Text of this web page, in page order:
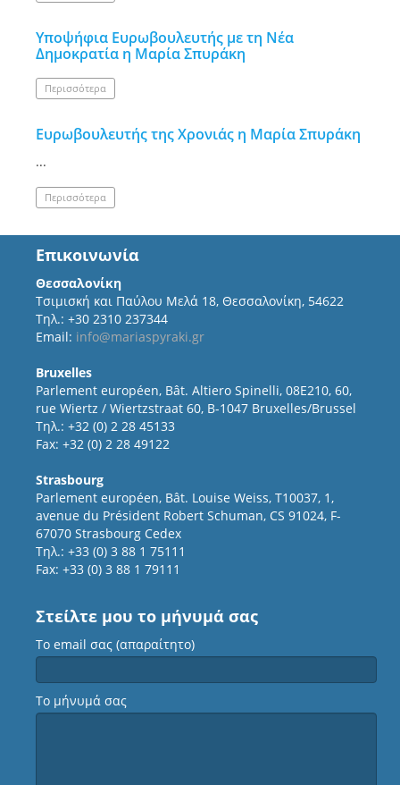
Υποψήφια Ευρωβουλευτής με τη Νέα
Δημοκρατία η Μαρία Σπυράκη
Περισσότερα
Ευρωβουλευτής της Χρονιάς η Μαρία Σπυράκη
...
Περισσότερα
Επικοινωνία
Θεσσαλονίκη
Τσιμισκή και Παύλου Μελά 18, Θεσσαλονίκη, 54622
Τηλ.: +30 2310 237344
Email: info@mariaspyraki.gr
Bruxelles
Parlement européen, Bât. Altiero Spinelli, 08E210, 60,
rue Wiertz / Wiertzstraat 60, B-1047 Bruxelles/Brussel
Τηλ.: +32 (0) 2 28 45133
Fax: +32 (0) 2 28 49122
Strasbourg
Parlement européen, Bât. Louise Weiss, T10037, 1,
avenue du Président Robert Schuman, CS 91024, F-
67070 Strasbourg Cedex
Τηλ.: +33 (0) 3 88 1 75111
Fax: +33 (0) 3 88 1 79111
Στείλτε μου το μήνυμά σας
Το email σας (απαραίτητο)
Το μήνυμά σας